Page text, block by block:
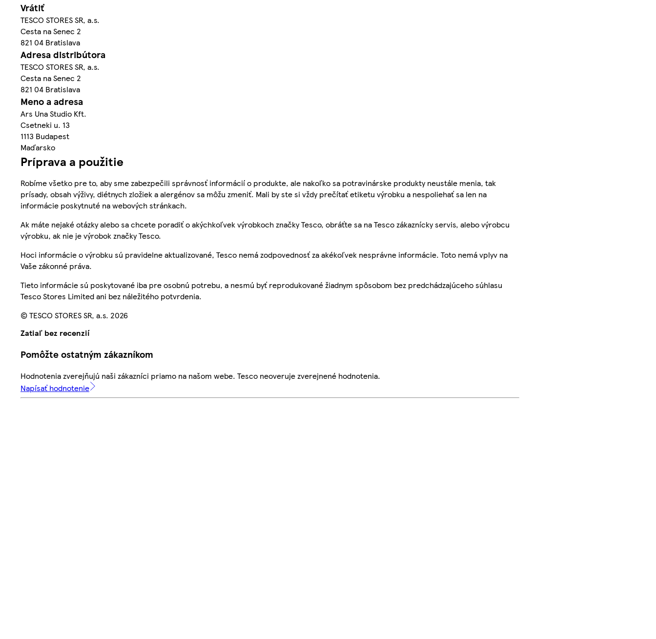
Vrátiť
TESCO STORES SR, a.s.
Cesta na Senec 2
821 04 Bratislava
Adresa distribútora
TESCO STORES SR, a.s.
Cesta na Senec 2
821 04 Bratislava
Meno a adresa
Ars Una Studio Kft.
Csetneki u. 13
1113 Budapest
Maďarsko
Príprava a použitie
Robíme všetko pre to, aby sme zabezpečili správnosť informácií o produkte, ale nakoľko sa potravinárske produkty neustále menia, tak
prísady, obsah výživy, diétnych zložiek a alergénov sa môžu zmeniť. Mali by ste si vždy prečítať etiketu výrobku a nespoliehať sa len na
informácie poskytnuté na webových stránkach.
Ak máte nejaké otázky alebo sa chcete poradiť o akýchkoľvek výrobkoch značky Tesco, obráťte sa na Tesco zákaznícky servis, alebo výrobcu
výrobku, ak nie je výrobok značky Tesco.
Hoci informácie o výrobku sú pravidelne aktualizované, Tesco nemá zodpovednosť za akékoľvek nesprávne informácie. Toto nemá vplyv na
Vaše zákonné práva.
Tieto informácie sú poskytované iba pre osobnú potrebu, a nesmú byť reprodukované žiadnym spôsobom bez predchádzajúceho súhlasu
Tesco Stores Limited ani bez náležitého potvrdenia.
© TESCO STORES SR, a.s. 2026
Zatiaľ bez recenzií
Pomôžte ostatným zákazníkom
Hodnotenia zverejňujú naši zákazníci priamo na našom webe. Tesco neoveruje zverejnené hodnotenia.
Napísať hodnotenie